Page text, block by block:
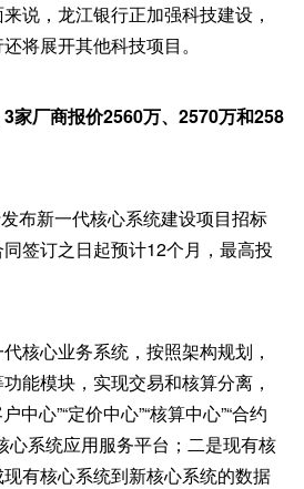
说，龙江银行正加强科技建设，
将展开其他科技项目。
家厂商报价2560万、2570万和258
布新一代核心系统建设项目招标
签订之日起预计12个月，最高投
核心业务系统，按照架构规划，
能模块，实现交易和核算分离，
中心”“定价中心”“核算中心”“合约
心系统应用服务平台；二是现有核
有核心系统到新核心系统的数据